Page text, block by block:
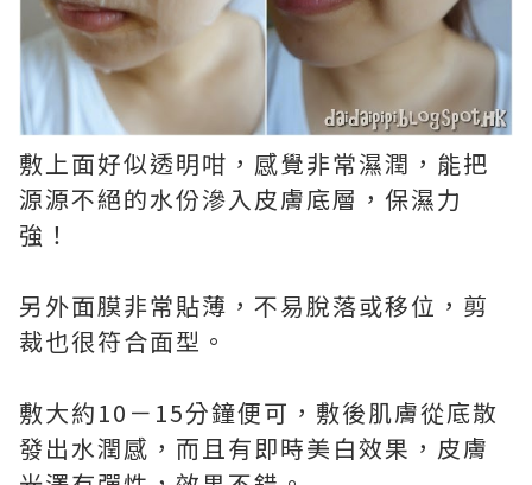
敷上面好似透明咁，感覺非常濕潤，能把
源源不絕的水份滲入皮膚底層，保濕力
強！
另外面膜非常貼薄，不易脫落或移位，剪
裁也很符合面型。
敷大約10－15分鐘便可，敷後肌膚從底散
發出水潤感，而且有即時美白效果，皮膚